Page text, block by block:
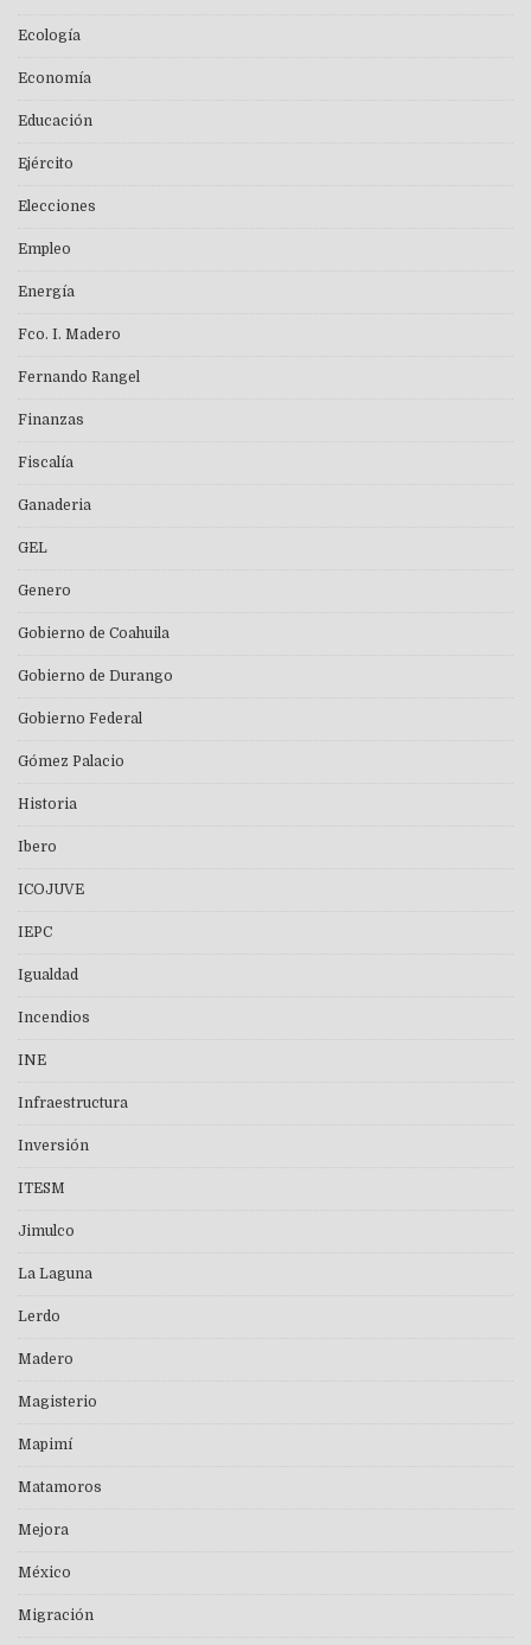
Ecología
Economía
Educación
Ejército
Elecciones
Empleo
Energía
Fco. I. Madero
Fernando Rangel
Finanzas
Fiscalía
Ganaderia
GEL
Genero
Gobierno de Coahuila
Gobierno de Durango
Gobierno Federal
Gómez Palacio
Historia
Ibero
ICOJUVE
IEPC
Igualdad
Incendios
INE
Infraestructura
Inversión
ITESM
Jimulco
La Laguna
Lerdo
Madero
Magisterio
Mapimí
Matamoros
Mejora
México
Migración